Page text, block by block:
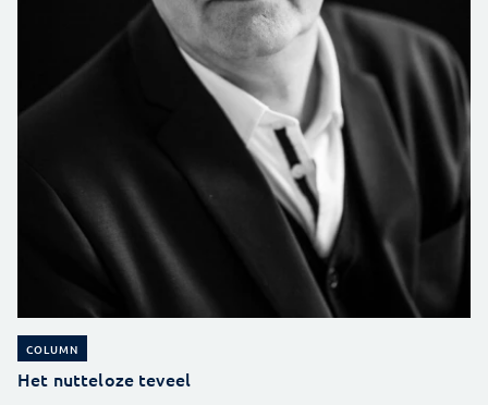
COLUMN
Het nutteloze teveel